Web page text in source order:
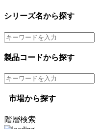
シリーズ名から探す
製品コードから探す
市場から探す
階層検索